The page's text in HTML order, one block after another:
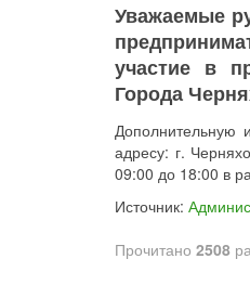
Уважаемые
участие в
Города
Дополнительную
адресу: г.
09:00 до 18:00 в
Источник:
Прочитано 2508